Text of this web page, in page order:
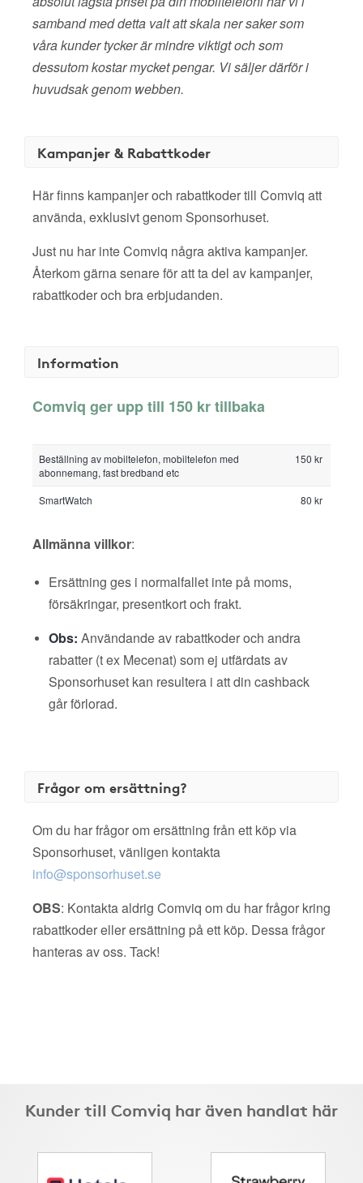
samband med detta valt att skala ner saker som
våra kunder tycker är mindre viktigt och som
dessutom kostar mycket pengar. Vi säljer därför i
huvudsak genom webben.
Kampanjer & Rabattkoder
Här finns kampanjer och rabattkoder till Comviq att
använda, exklusivt genom Sponsorhuset.
Just nu har inte Comviq några aktiva kampanjer.
Återkom gärna senare för att ta del av kampanjer,
rabattkoder och bra erbjudanden.
Information
Comviq ger upp till 150 kr tillbaka
Beställning av mobiltelefon, mobiltelefon med
abonnemang, fast bredband etc
150 kr
SmartWatch 80 kr
Allmänna villkor:
Ersättning ges i normalfallet inte på moms,
försäkringar, presentkort och frakt.
Obs: Användande av rabattkoder och andra
rabatter (t ex Mecenat) som ej utfärdats av
Sponsorhuset kan resultera i att din cashback
går förlorad.
Frågor om ersättning?
Om du har frågor om ersättning från ett köp via
Sponsorhuset, vänligen kontakta
info@sponsorhuset.se
OBS: Kontakta aldrig Comviq om du har frågor kring
rabattkoder eller ersättning på ett köp. Dessa frågor
hanteras av oss. Tack!
Kunder till Comviq har även handlat här